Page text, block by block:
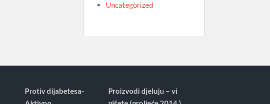
Uncategorized
Protiv dijabetesa-
Proizvodi djeluju – vi